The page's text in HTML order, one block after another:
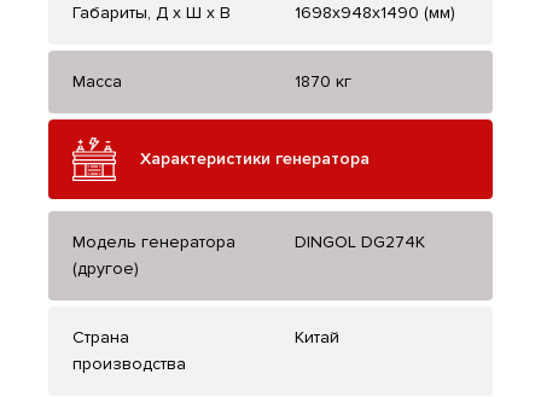
Габариты, Д x Ш x В 1698х948х1490 (мм)
Масса 1870 кг
Характеристики генератора
Модель генератора
(другое)
DINGOL DG274K
Страна
производства
Китай